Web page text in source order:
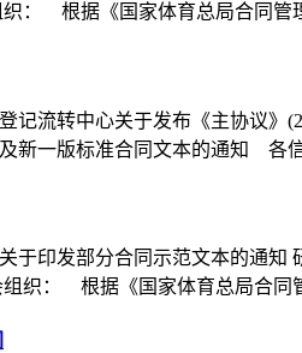
： 根据《国家体育总局合同管
记流转中心关于发布《主协议
新一版标准合同文本的通知 各
于印发部分合同示范文本的通
织： 根据《国家体育总局合同